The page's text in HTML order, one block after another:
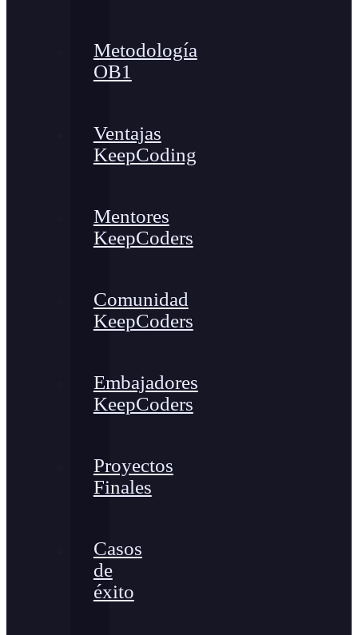
Metodología
OB1
Ventajas
KeepCoding
Mentores
KeepCoders
Comunidad
KeepCoders
Embajadores
KeepCoders
Proyectos
Finales
Casos
de
éxito